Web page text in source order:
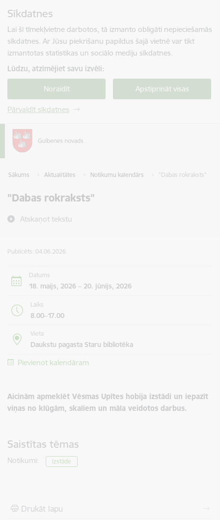
Sīkdatnes
Lai šī tīmekļvietne darbotos, tā izmanto obligāti nepieciešamās
sīkdatnes. Ar Jūsu piekrišanu papildus šajā vietnē var tikt
izmantotas statistikas un sociālo mediju sīkdatnes.
Lūdzu, atzīmējiet savu izvēli:
Noraidīt Apstiprināt visas
Pārvaldīt sīkdatnes
Sākums Aktualitātes Notikumu kalendārs "Dabas rokraksts"
"Dabas rokraksts"
Atskaņot tekstu
Publicēts: 04.06.2026.
Datums
18. maijs, 2026 – 20. jūnijs, 2026
Laiks
8.00–17.00
Vieta
Daukstu pagasta Staru bibliotēka
Pievienot kalendāram
Aicinām apmeklēt Vēsmas Upītes hobija izstādi un iepazīt
viņas no klūgām, skaliem un māla veidotos darbus.
Saistītas tēmas
Notikumi: Izstāde
Drukāt lapu